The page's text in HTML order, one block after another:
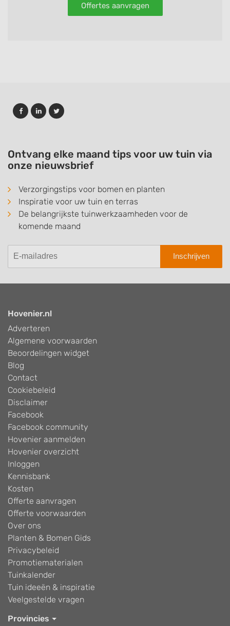
Offertes aanvragen
Ontvang elke maand tips voor uw tuin via
onze nieuwsbrief
Verzorgingstips voor bomen en planten
Inspiratie voor uw tuin en terras
De belangrijkste tuinwerkzaamheden voor de
komende maand
Inschrijven
Hovenier.nl
Adverteren
Algemene voorwaarden
Beoordelingen widget
Blog
Contact
Cookiebeleid
Disclaimer
Facebook
Facebook community
Hovenier aanmelden
Hovenier overzicht
Inloggen
Kennisbank
Kosten
Offerte aanvragen
Offerte voorwaarden
Over ons
Planten & Bomen Gids
Privacybeleid
Promotiematerialen
Tuinkalender
Tuin ideeën & inspiratie
Veelgestelde vragen
Provincies